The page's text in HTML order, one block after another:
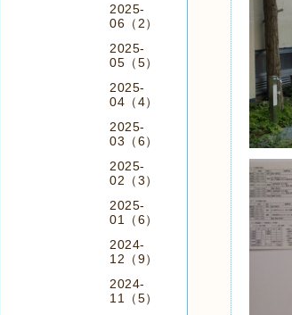
2025-
06（2）
2025-
05（5）
2025-
04（4）
2025-
03（6）
2025-
02（3）
2025-
01（6）
2024-
12（9）
2024-
11（5）